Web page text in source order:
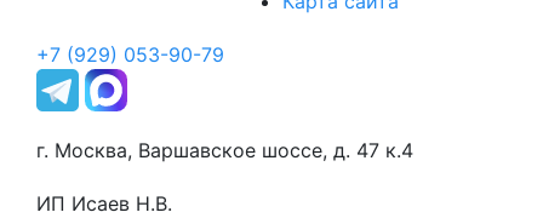
+7 (929) 053-90-79
г. Москва, Варшавское шоссе, д. 47 к.4
ИП Исаев Н.В.